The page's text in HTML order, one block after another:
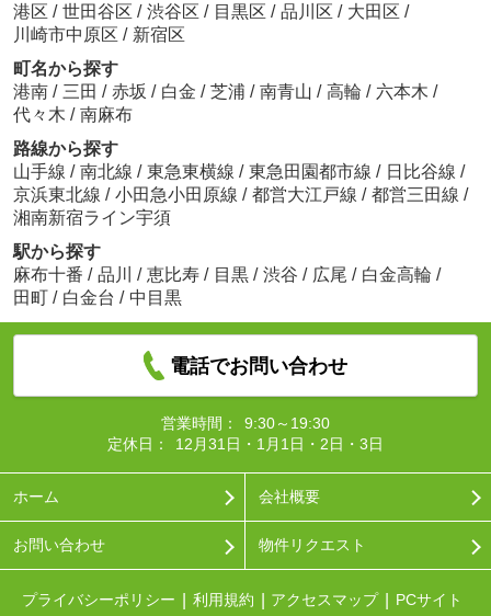
港区 / 世田谷区 / 渋谷区 / 目黒区 / 品川区 / 大田区 /
川崎市中原区 / 新宿区
町名から探す
港南 / 三田 / 赤坂 / 白金 / 芝浦 / 南青山 / 高輪 / 六本木 /
代々木 / 南麻布
路線から探す
山手線 / 南北線 / 東急東横線 / 東急田園都市線 / 日比谷線 /
京浜東北線 / 小田急小田原線 / 都営大江戸線 / 都営三田線 /
湘南新宿ライン宇須
駅から探す
麻布十番 / 品川 / 恵比寿 / 目黒 / 渋谷 / 広尾 / 白金高輪 /
田町 / 白金台 / 中目黒
電話でお問い合わせ
営業時間：
9:30～19:30
定休日：
12月31日・1月1日・2日・3日
ホーム 会社概要
お問い合わせ 物件リクエスト
プライバシーポリシー 利用規約 アクセスマップ
PCサイト